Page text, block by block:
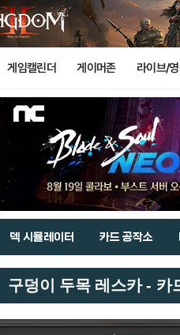
게임캘린더 게이머존 라이브/
덱 시뮬레이터 카드 공작소
구덩이 두목 레스카 - 카